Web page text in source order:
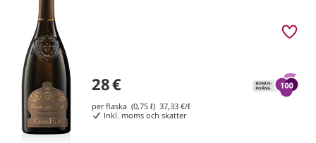
28€
per flaska (0,75 ℓ) 37,33 €/ℓ
Inkl. moms och skatter